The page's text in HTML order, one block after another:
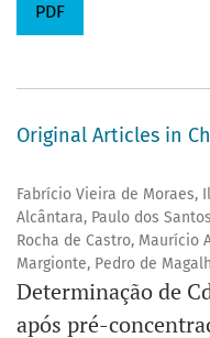
PDF
Original Articles in
Fabrício Vieira de Moraes,
Alcântara, Paulo dos
Rocha de Castro, Maurício
Margionte, Pedro de
Determinação de
após pré-